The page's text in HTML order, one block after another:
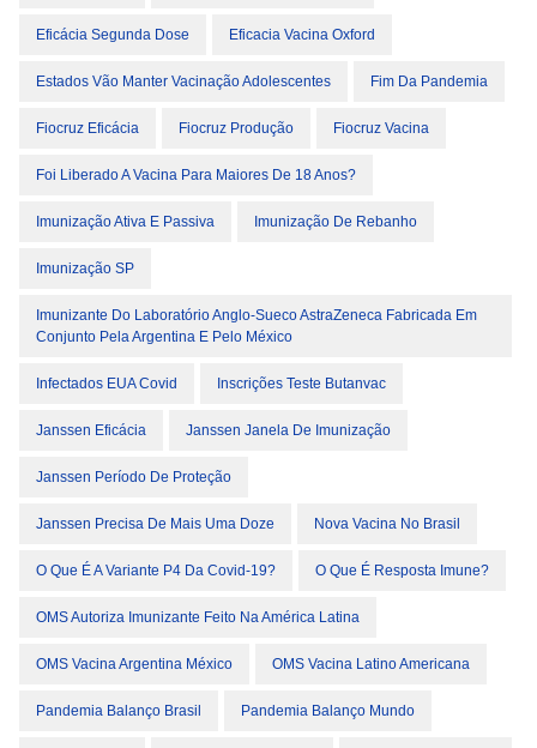
Eficácia Segunda Dose Eficacia Vacina Oxford
Estados Vão Manter Vacinação Adolescentes Fim Da Pandemia
Fiocruz Eficácia Fiocruz Produção Fiocruz Vacina
Foi Liberado A Vacina Para Maiores De 18 Anos?
Imunização Ativa E Passiva Imunização De Rebanho
Imunização SP
Imunizante Do Laboratório Anglo-Sueco AstraZeneca Fabricada Em
Conjunto Pela Argentina E Pelo México
Infectados EUA Covid Inscrições Teste Butanvac
Janssen Eficácia Janssen Janela De Imunização
Janssen Período De Proteção
Janssen Precisa De Mais Uma Doze Nova Vacina No Brasil
O Que É A Variante P4 Da Covid-19? O Que É Resposta Imune?
OMS Autoriza Imunizante Feito Na América Latina
OMS Vacina Argentina México OMS Vacina Latino Americana
Pandemia Balanço Brasil Pandemia Balanço Mundo